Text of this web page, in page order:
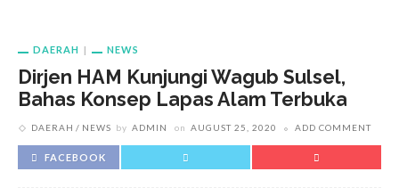
DAERAH NEWS
Dirjen HAM Kunjungi Wagub Sulsel,
Bahas Konsep Lapas Alam Terbuka
DAERAH NEWS by ADMIN on AUGUST 25, 2020 ADD COMMENT
FACEBOOK